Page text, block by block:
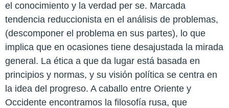
el conocimiento y la verdad per se. Marcada
tendencia reduccionista en el análisis de problemas,
(descomponer el problema en sus partes), lo que
implica que en ocasiones tiene desajustada la mirada
general. La ética a que da lugar está basada en
principios y normas, y su visión política se centra en
la idea del progreso. A caballo entre Oriente y
Occidente encontramos la filosofía rusa, que